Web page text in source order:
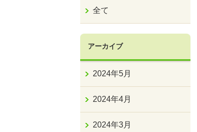
全て
アーカイブ
2024年5月
2024年4月
2024年3月